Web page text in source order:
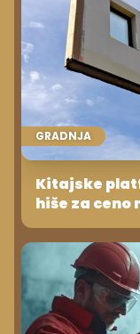
GRADNJA
Kitajske
hiše za